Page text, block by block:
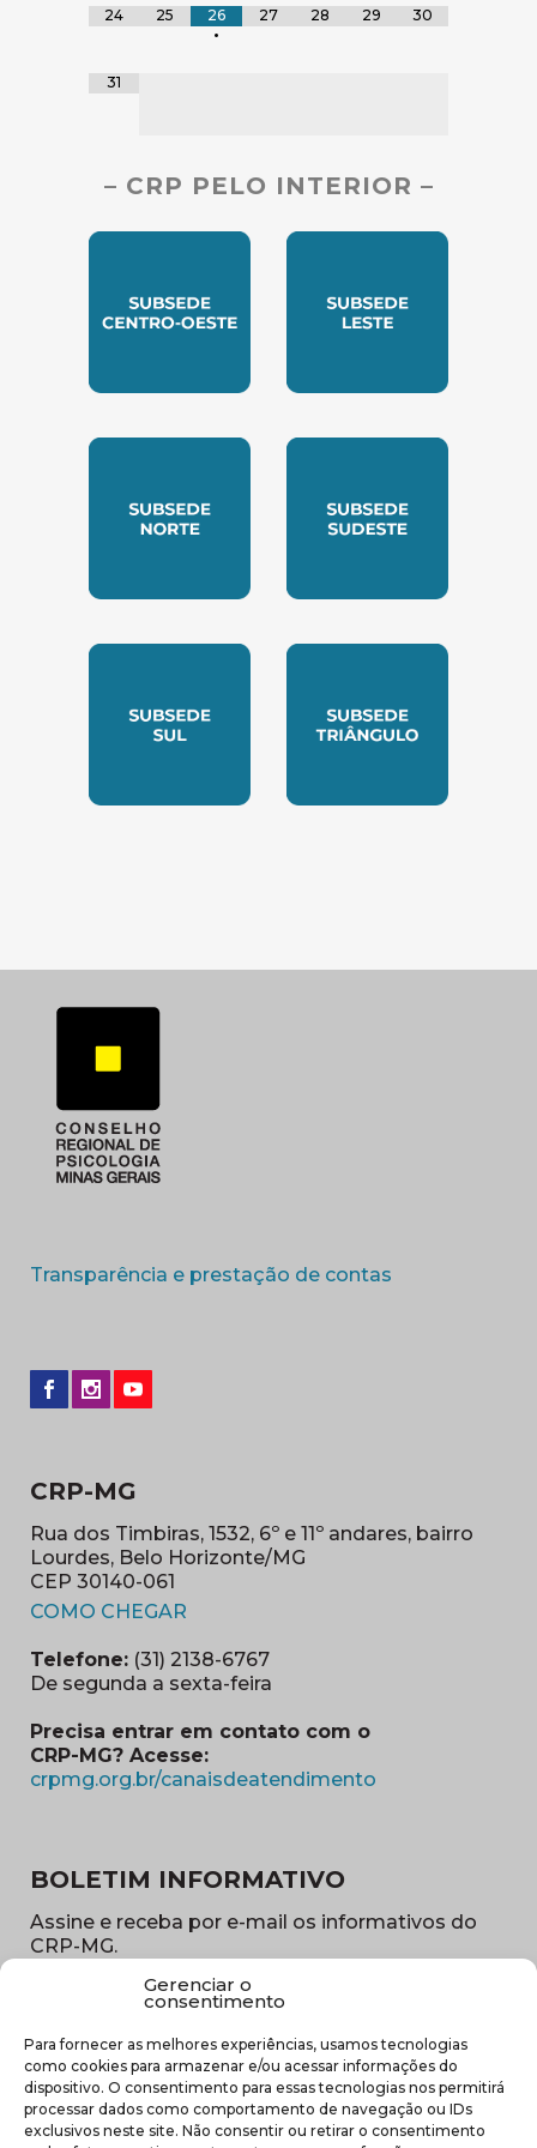
Gerenciar o
consentimento
Para fornecer as melhores experiências, usamos tecnologias
como cookies para armazenar e/ou acessar informações do
dispositivo. O consentimento para essas tecnologias nos permitirá
processar dados como comportamento de navegação ou IDs
exclusivos neste site. Não consentir ou retirar o consentimento
24 25
26
•
27 28 29 30
31
– CRP PELO INTERIOR –
Transparência e prestação de contas
CRP-MG
Rua dos Timbiras, 1532, 6º e 11º andares, bairro
Lourdes, Belo Horizonte/MG
CEP 30140-061
COMO CHEGAR
Telefone: (31) 2138-6767
De segunda a sexta-feira
Precisa entrar em contato com o
CRP-MG? Acesse:
crpmg.org.br/canaisdeatendimento
BOLETIM INFORMATIVO
Assine e receba por e-mail os informativos do
CRP-MG.
E-
mail
(obrigatório)
Sub